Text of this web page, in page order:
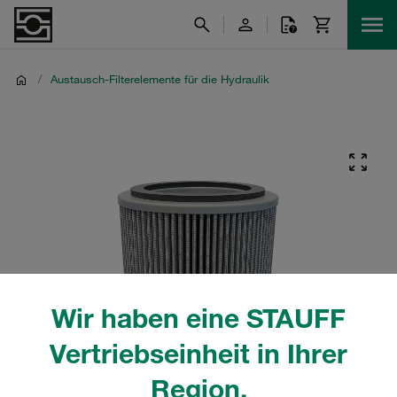
Wir haben eine STAUFF
Vertriebseinheit in Ihrer
Region.
/ Austausch-Filterelemente für die Hydraulik